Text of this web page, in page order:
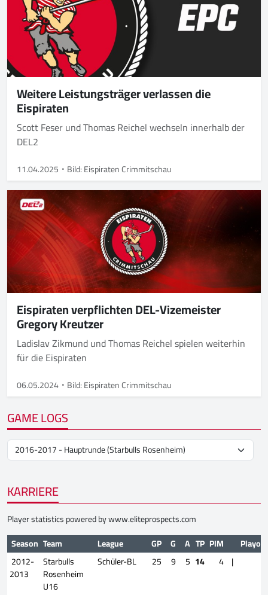
Weitere Leistungsträger verlassen die
Eispiraten
Scott Feser und Thomas Reichel wechseln innerhalb der
DEL2
11.04.2025 Bild: Eispiraten Crimmitschau
Eispiraten verpflichten DEL-Vizemeister
Gregory Kreutzer
Ladislav Zikmund und Thomas Reichel spielen weiterhin
für die Eispiraten
06.05.2024 Bild: Eispiraten Crimmitschau
GAME LOGS
KARRIERE
Player statistics powered bywww.eliteprospects.com
Season Team League GP G A TP PIM
2012-
2013
Starbulls
Rosenheim
U16
Schüler-BL 25 9 5 14 4 |